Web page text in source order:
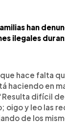
han
ilegales
hace falta
haciendo en
difícil
oigo y leo las
de los